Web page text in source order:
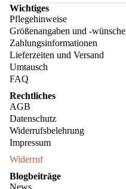
Wichtiges
Pflegehinweise
Größenangaben und -wünsche
Zahlungsinformationen
Lieferzeiten und Versand
Umtausch
FAQ
Rechtliches
AGB
Datenschutz
Widerrufsbelehrung
Impressum
Widerruf
Blogbeiträge
News